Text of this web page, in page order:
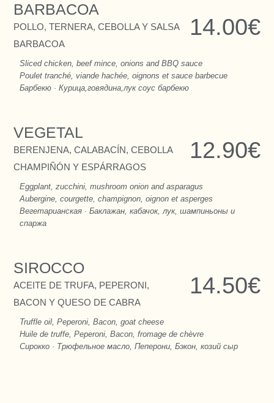
BARBACOA
POLLO, TERNERA, CEBOLLA Y SALSA
BARBACOA
14.00€
Sliced chicken, beef mince, onions and BBQ sauce
Poulet tranché, viande hachée, oignons et sauce barbecue
Барбекю · Курица,говядина,лук соус барбекю
VEGETAL
BERENJENA, CALABACÍN, CEBOLLA
CHAMPIÑÓN Y ESPÁRRAGOS
12.90€
Eggplant, zucchini, mushroom onion and asparagus
Aubergine, courgette, champignon, oignon et asperges
Вегетарианская · Баклажан, кабачок, лук, шампиньоны и
спаржа
SIROCCO
ACEITE DE TRUFA, PEPERONI,
BACON Y QUESO DE CABRA
14.50€
Truffle oil, Peperoni, Bacon, goat cheese
Huile de truffe, Peperoni, Bacon, fromage de chèvre
Сирокко · Трюфельное масло, Пеперони, Бэкон, козий сыр